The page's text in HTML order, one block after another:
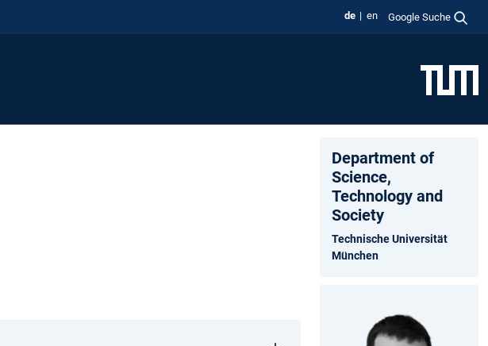
de en Google Suche
Department of
Science,
Technology and
Society
Technische Universität
München